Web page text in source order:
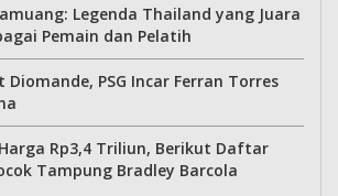
Legenda Thailand yang Juara
Pemain dan Pelatih
Diomande, PSG Incar Ferran Torres
Harga Rp3,4 Triliun, Berikut Daftar
Tampung Bradley Barcola